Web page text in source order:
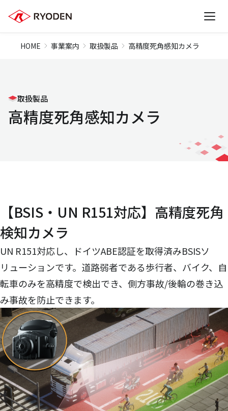
HOME 事業案内 取扱製品 高精度死角感知カメラ
取扱製品
高精度死角感知カメラ
【BSIS・UN R151対応】高精度死角
検知カメラ
UN R151対応し、ドイツABE認証を取得済みBSISソ
リューションです。道路弱者である歩行者、バイク、自
転車のみを高精度で検出でき、側方事故/後輪の巻き込
み事故を防止できます。